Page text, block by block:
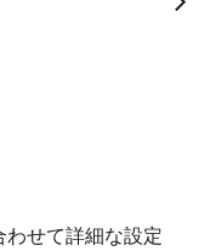
精度アナログフ
の24bitΔΣA/D
せて詳細な設定